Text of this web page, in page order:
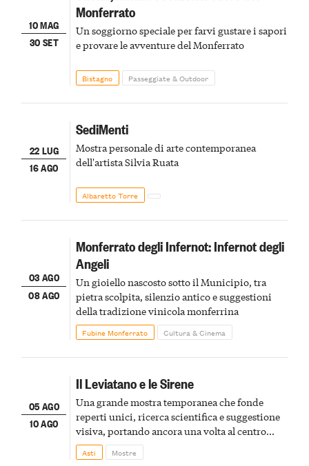
10 MAG
30 SET
Monferrato
Un soggiorno speciale per farvi gustare i sapori
e provare le avventure del Monferrato
Bistagno Passeggiate & Outdoor
22 LUG
16 AGO
SediMenti
Mostra personale di arte contemporanea
dell'artista Silvia Ruata
Albaretto Torre
03 AGO
08 AGO
Monferrato degli Infernot: Infernot degli
Angeli
Un gioiello nascosto sotto il Municipio, tra
pietra scolpita, silenzio antico e suggestioni
della tradizione vinicola monferrina
Fubine Monferrato Cultura & Cinema
05 AGO
10 AGO
Il Leviatano e le Sirene
Una grande mostra temporanea che fonde
reperti unici, ricerca scientifica e suggestione
visiva, portando ancora una volta al centro
della scena le meraviglie del passato astigiano
Asti Mostre